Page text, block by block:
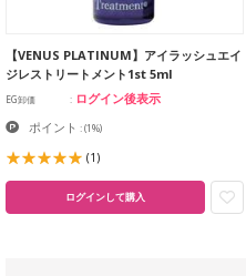
【VENUS PLATINUM】アイラッシュエイ
ジレストリートメント1st 5ml
EG卸価 ログイン後表示
ポイント :(1%)
(1)
ログインして購入